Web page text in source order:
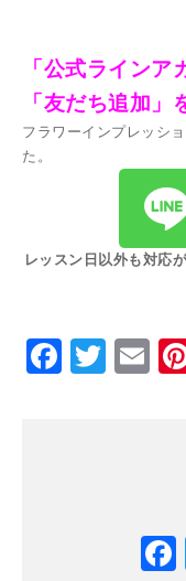
「公式ライン
「友だち追加」
フラワーインプレッシ
た。
レッスン日以外も対応